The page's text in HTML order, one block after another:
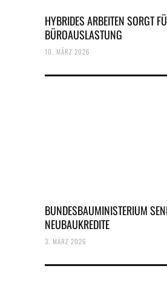
HYBRIDES ARBEITEN SORGT
BÜROAUSLASTUNG
10. MÄRZ 2026
BUNDESBAUMINISTERIUM
NEUBAUKREDITE
3. MÄRZ 2026